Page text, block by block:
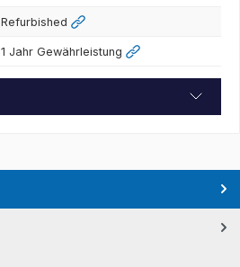
Refurbished
1 Jahr Gewährleistung